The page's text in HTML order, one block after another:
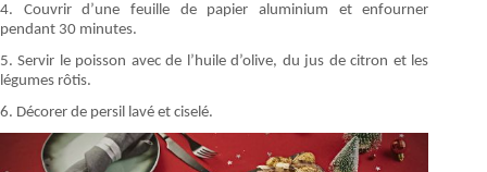
4. Couvrir d’une feuille de papier aluminium et enfourner
pendant 30 minutes.
5. Servir le poisson avec de l’huile d’olive, du jus de citron et les
légumes rôtis.
6. Décorer de persil lavé et ciselé.